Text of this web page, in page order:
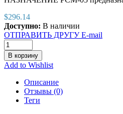
$296.14
Доступно: В наличии
ОТПРАВИТЬ ДРУГУ E-mail
В корзину
Add to Wishlist
Описание
Отзывы (0)
Теги